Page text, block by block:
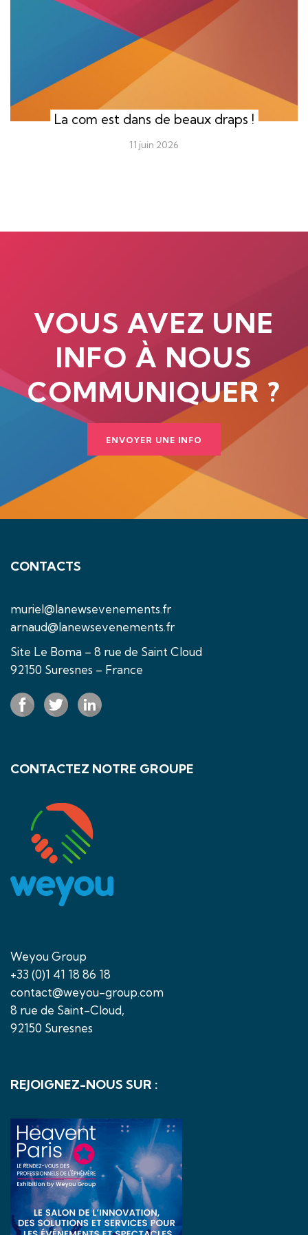
La com est dans de beaux draps !
11 juin 2026
VOUS AVEZ UNE
INFO À NOUS
COMMUNIQUER ?
ENVOYER UNE INFO
CONTACTS
muriel@lanewsevenements.fr
arnaud@lanewsevenements.fr
Site Le Boma – 8 rue de Saint Cloud
92150 Suresnes – France
CONTACTEZ NOTRE GROUPE
Weyou Group
+33 (0)1 41 18 86 18
contact@weyou-group.com
8 rue de Saint-Cloud,
92150 Suresnes
REJOIGNEZ-NOUS SUR :